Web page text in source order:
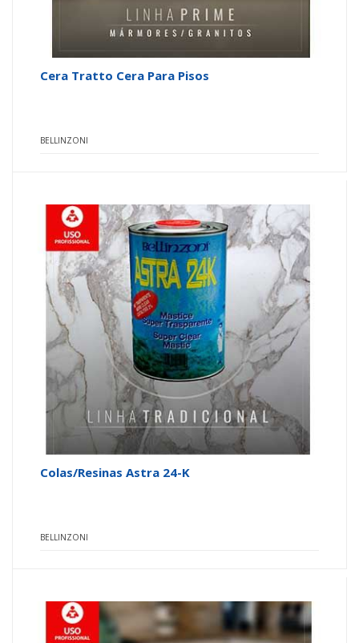
Cera Tratto Cera Para Pisos
BELLINZONI
Colas/Resinas Astra 24-K
BELLINZONI